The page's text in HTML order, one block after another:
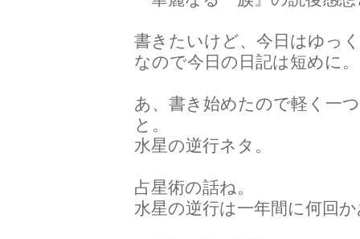
書きたいけど、今日はゆっ
なので今日の日記は短めに。
あ、書き始めたので軽く一
と。
水星の逆行ネタ。
占星術の話ね。
水星の逆行は一年間に何回